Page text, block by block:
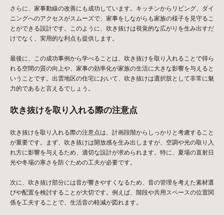
さらに、家事動線の改善にも成功しています。キッチンからリビング、ダイ
ニングへのアクセスがスムーズで、家事をしながらも家族の様子を見守るこ
とができる設計です。このように、吹き抜けは視覚的な広がりを生み出すだ
けでなく、実用的な利点も提供します。
最後に、この成功事例から学べることは、吹き抜けを取り入れることで得ら
れる空間の質の向上や、家事の効率化が家族の生活に大きな影響を与えると
いうことです。出雲地区の住宅において、吹き抜けは選択肢として非常に魅
力的であると言えるでしょう。
吹き抜けを取り入れる際の注意点
吹き抜けを取り入れる際の注意点は、計画段階からしっかりと考慮すること
が重要です。まず、吹き抜けは開放感を生み出しますが、空調や光の取り入
れ方に影響を与えるため、適切な設計が求められます。特に、夏場の直射日
光や冬場の寒さを防ぐための工夫が必要です。
次に、吹き抜け部分には音が響きやすくなるため、音の管理を考えた素材選
びや配置を検討することが大切です。例えば、階段や共用スペースの位置関
係を工夫することで、生活音の軽減が図れます。